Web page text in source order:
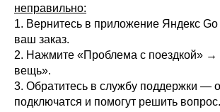
неправильно:
1. Вернитесь в приложение Яндекс
ваш заказ.
2. Нажмите «Проблема с поездкой»
вещь».
3. Обратитесь в службу поддержки —
подключатся и помогут решить вопрос.